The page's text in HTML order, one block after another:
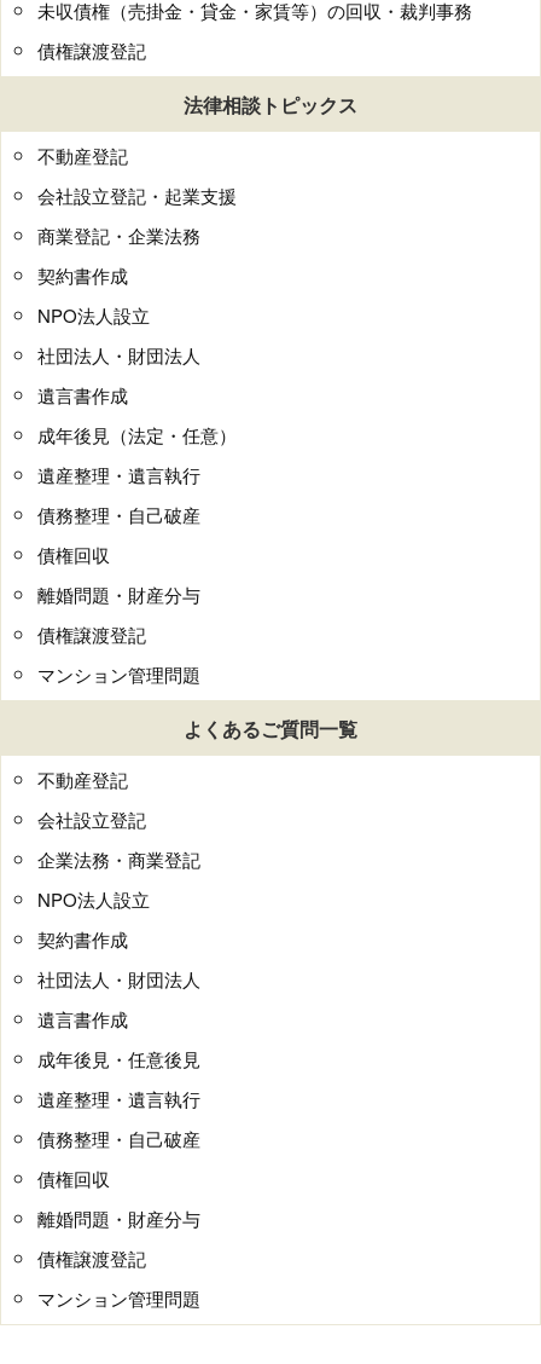
未収債権（売掛金・貸金・家賃等）の回収・裁判事務
債権譲渡登記
法律相談トピックス
不動産登記
会社設立登記・起業支援
商業登記・企業法務
契約書作成
NPO法人設立
社団法人・財団法人
遺言書作成
成年後見（法定・任意）
遺産整理・遺言執行
債務整理・自己破産
債権回収
離婚問題・財産分与
債権譲渡登記
マンション管理問題
よくあるご質問一覧
不動産登記
会社設立登記
企業法務・商業登記
NPO法人設立
契約書作成
社団法人・財団法人
遺言書作成
成年後見・任意後見
遺産整理・遺言執行
債務整理・自己破産
債権回収
離婚問題・財産分与
債権譲渡登記
マンション管理問題